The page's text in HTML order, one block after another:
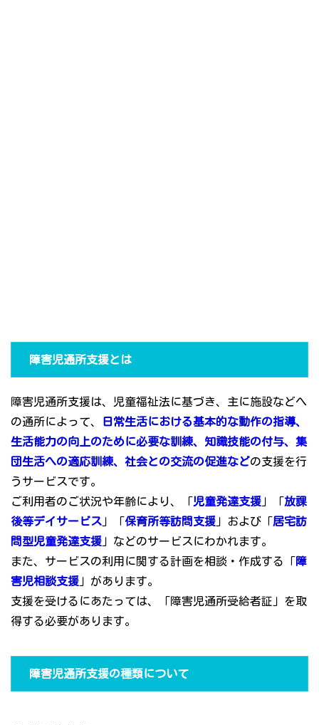
障害児通所支援とは
障害児通所支援は、児童福祉法に基づき、主に施設などへ
の通所によって、
日常生活における基本的な動作の指導、
生活能力の向上のために必要な訓練、知識技能の付与、集
団生活への適応訓練、社会との交流の促進などの支援を行
うサービスです。
ご利用者のご状況や年齢により、「児童発達支援 」「放課
後等デイサービス 」「保育所等訪問支援 」および「居宅訪
問型児童発達支援 」などのサービスにわかれます。
また、サービスの利用に関する計画を相談・作成する「障
害児相談支援 」があります。
支援を受けるにあたっては、「障害児通所受給者証」を取
得する必要があります。
障害児通所支援の種類について